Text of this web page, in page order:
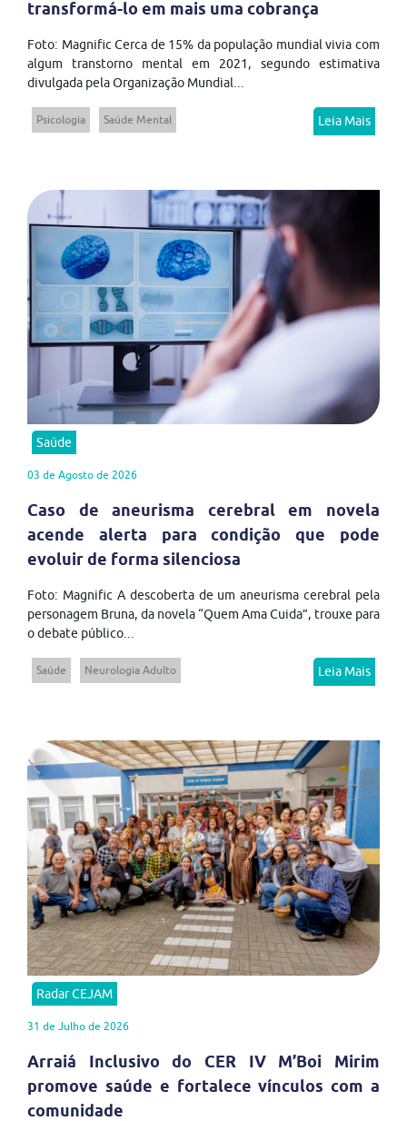
transformá-lo em mais uma cobrança
Foto: Magnific Cerca de 15% da população mundial vivia com
algum transtorno mental em 2021, segundo estimativa
divulgada pela Organização Mundial...
Psicologia Saúde Mental Leia Mais
Saúde
03 de Agosto de 2026
Caso de aneurisma cerebral em novela
acende alerta para condição que pode
evoluir de forma silenciosa
Foto: Magnific A descoberta de um aneurisma cerebral pela
personagem Bruna, da novela “Quem Ama Cuida”, trouxe para
o debate público...
Saúde Neurologia Adulto Leia Mais
Radar CEJAM
31 de Julho de 2026
Arraiá Inclusivo do CER IV M’Boi Mirim
promove saúde e fortalece vínculos com a
comunidade